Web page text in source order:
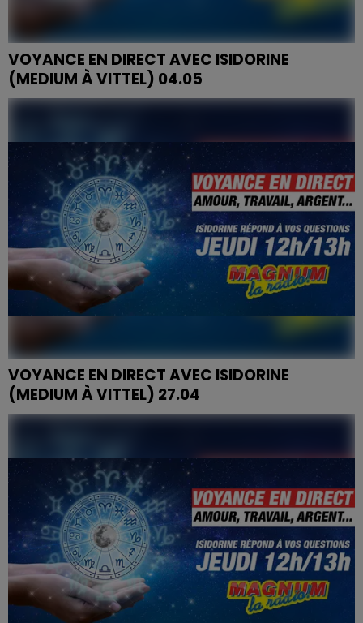
VOYANCE EN DIRECT AVEC ISIDORINE
(MEDIUM À VITTEL) 04.05
VOYANCE EN DIRECT AVEC ISIDORINE
(MEDIUM À VITTEL) 27.04